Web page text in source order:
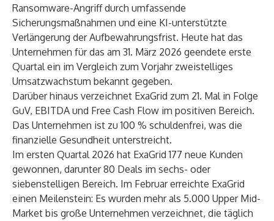
Ransomware-Angriff durch umfassende
Sicherungsmaßnahmen und eine KI-unterstützte
Verlängerung der Aufbewahrungsfrist. Heute hat das
Unternehmen für das am 31. März 2026 geendete erste
Quartal ein im Vergleich zum Vorjahr zweistelliges
Umsatzwachstum bekannt gegeben.
Darüber hinaus verzeichnet ExaGrid zum 21. Mal in Folge
GuV, EBITDA und Free Cash Flow im positiven Bereich.
Das Unternehmen ist zu 100 % schuldenfrei, was die
finanzielle Gesundheit unterstreicht.
Im ersten Quartal 2026 hat ExaGrid 177 neue Kunden
gewonnen, darunter 80 Deals im sechs- oder
siebenstelligen Bereich. Im Februar erreichte ExaGrid
einen Meilenstein: Es wurden mehr als 5.000 Upper Mid-
Market bis große Unternehmen verzeichnet, die täglich